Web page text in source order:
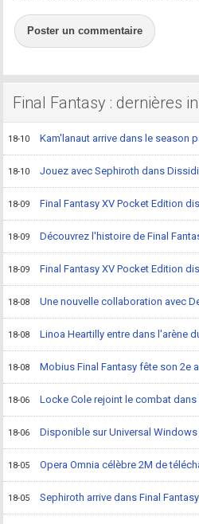
Poster un commentaire
Final Fantasy : dernières
18-10 Kam'lanaut arrive dans le season
18-10 Jouez avec Sephiroth dans
18-09 Final Fantasy XV Pocket Edition
18-09 Découvrez l'histoire de Final
18-09 Final Fantasy XV Pocket Edition
18-08 Une nouvelle collaboration avec
18-08 Linoa Heartilly entre dans l'arène
18-08 Mobius Final Fantasy fête son 2e
18-06 Locke Cole rejoint le combat dans
18-06 Disponible sur Universal
18-05 Opera Omnia célèbre 2M de
18-05 Sephiroth arrive dans Final